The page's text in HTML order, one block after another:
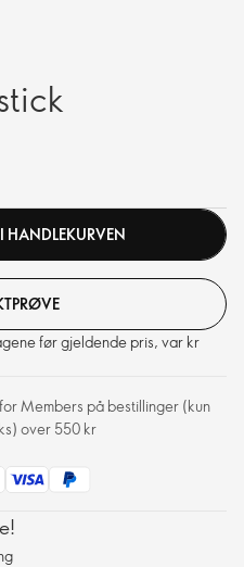
HANDLEKURVEN
før gjeldende pris, var kr
Members på bestillinger (kun
over 550 kr